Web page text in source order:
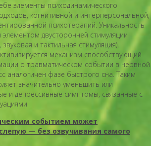
элементы психодинамического
когнитивной и интерперсональной,
психотерапий. Уникальность
элементом двусторонней стимуляции
и тактильная стимуляция),
механизм способствующий
о травматическом событии в нервной
аналогичен фазе быстрого сна. Таким
значительно уменьшить или
и депрессивные симптомы, связанные с
событием может
— без озвучивания самого